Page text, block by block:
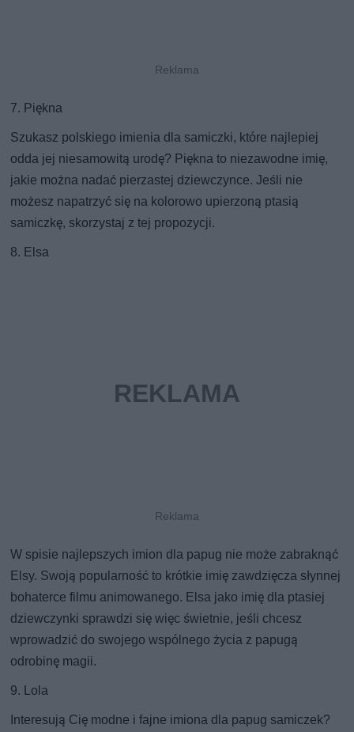
7. Piękna
Szukasz polskiego imienia dla samiczki, które najlepiej
odda jej niesamowitą urodę? Piękna to niezawodne imię,
jakie można nadać pierzastej dziewczynce. Jeśli nie
możesz napatrzyć się na kolorowo upierzoną ptasią
samiczkę, skorzystaj z tej propozycji.
8. Elsa
W spisie najlepszych imion dla papug nie może zabraknąć
Elsy. Swoją popularność to krótkie imię zawdzięcza słynnej
bohaterce filmu animowanego. Elsa jako imię dla ptasiej
dziewczynki sprawdzi się więc świetnie, jeśli chcesz
wprowadzić do swojego wspólnego życia z papugą
odrobinę magii.
9. Lola
Interesują Cię modne i fajne imiona dla papug samiczek?